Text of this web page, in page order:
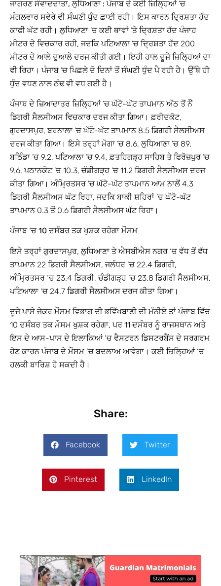
ਜਾਗਰਣ ਸੰਵਾਦਦਾਤਾ, ਲੁਧਿਆਣਾ : ਪੰਜਾਬ ਦੇ ਕਈ ਜ਼ਿਲ੍ਹਿਆਂ ’ਚ
ਮੰਗਲਵਾਰ ਸਵੇਰੇ ਵੀ ਸੰਘਣੀ ਧੁੰਦ ਛਾਈ ਰਹੀ। ਇਸ ਕਾਰਨ ਦ੍ਰਿਸ਼ਤਾ ਹੱਦ
ਕਾਫੀ ਘੱਟ ਰਹੀ। ਲੁਧਿਆਣਾ ’ਚ ਕਈ ਥਾਵਾਂ ’ਤੇ ਦ੍ਰਿਸ਼ਤਾ ਹੱਦ ਪੰਜਾਹ
ਮੀਟਰ ਦੇ ਵਿਚਕਾਰ ਰਹੀ, ਜਦਕਿ ਪਟਿਆਲਾ ’ਚ ਦ੍ਰਿਸ਼ਤਾ ਹੱਦ 200
ਮੀਟਰ ਦੇ ਆਲੇ ਦੁਆਲੇ ਦਰਜ ਕੀਤੀ ਗਈ। ਇਹੀ ਹਾਲ ਦੂਜੇ ਜ਼ਿਲ੍ਹਿਆਂ ਦਾ
ਵੀ ਰਿਹਾ। ਪੰਜਾਬ ’ਚ ਪਿਛਲੇ ਦੋ ਦਿਨਾਂ ਤੋਂ ਸੰਘਣੀ ਧੁੰਦ ਪੈ ਰਹੀ ਹੈ। ਉੱਥੇ ਹੀ
ਧੁੰਦ ਵਧਣ ਨਾਲ ਠੰਢ ਵੀ ਵਧ ਗਈ ਹੈ।
ਪੰਜਾਬ ਦੇ ਜ਼ਿਆਦਾਤਰ ਜ਼ਿਲ੍ਹਿਆਂ ’ਚ ਘੱਟੋ-ਘੱਟ ਤਾਪਮਾਨ ਅੱਠ ਤੋਂ ਨੌਂ
ਡਿਗਰੀ ਸੈਲਸੀਅਸ ਵਿਚਕਾਰ ਦਰਜ ਕੀਤਾ ਗਿਆ। ਫ਼ਰੀਦਕੋਟ,
ਗੁਰਦਾਸਪੁਰ, ਬਰਨਾਲਾ ’ਚ ਘੱਟੋ-ਘੱਟ ਤਾਪਮਾਨ 8.5 ਡਿਗਰੀ ਸੈਲਸੀਅਸ
ਦਰਜ ਕੀਤਾ ਗਿਆ। ਇਸੇ ਤਰ੍ਹਾਂ ਮੋਗਾ ’ਚ 8.6, ਲੁਧਿਆਣਾ ’ਚ 89,
ਬਠਿੰਡਾ ’ਚ 9.2, ਪਟਿਆਲਾ ’ਚ 9.4, ਫ਼ਤਹਿਗੜ੍ਹ ਸਾਹਿਬ ਤੇ ਫਿਰੋਜ਼ਪੁਰ ’ਚ
9.6, ਪਠਾਨਕੋਟ ’ਚ 10.3, ਚੰਡੀਗੜ੍ਹ ’ਚ 11.2 ਡਿਗਰੀ ਸੈਲਸੀਅਸ ਦਰਜ
ਕੀਤਾ ਗਿਆ। ਅੰਮ੍ਰਿਤਸਰ ’ਚ ਘੱਟੋ-ਘੱਟ ਤਾਪਮਾਨ ਆਮ ਨਾਲੋਂ 4.3
ਡਿਗਰੀ ਸੈਲਸੀਅਸ ਘੱਟ ਰਿਹਾ, ਜਦਕਿ ਬਾਕੀ ਸ਼ਹਿਰਾਂ ’ਚ ਘੱਟੋ-ਘੱਟ
ਤਾਪਮਾਨ 0.3 ਤੋਂ 0.6 ਡਿਗਰੀ ਸੈਲਸੀਅਸ ਘੱਟ ਰਿਹਾ।
ਪੰਜਾਬ ‘ਚ 10 ਦਸੰਬਰ ਤਕ ਖੁਸ਼ਕ ਰਹੇਗਾ ਮੌਸਮ
ਇਸੇ ਤਰ੍ਹਾਂ ਗੁਰਦਾਸਪੁਰ, ਲੁਧਿਆਣਾ ਤੇ ਐਸਬੀਐਸ ਨਗਰ ‘ਚ ਵੱਧ ਤੋਂ ਵੱਧ
ਤਾਪਮਾਨ 22 ਡਿਗਰੀ ਸੈਲਸੀਅਸ, ਜਲੰਧਰ ‘ਚ 22.4 ਡਿਗਰੀ,
ਅੰਮ੍ਰਿਤਸਰ ‘ਚ 23.4 ਡਿਗਰੀ, ਚੰਡੀਗੜ੍ਹ ‘ਚ 23.8 ਡਿਗਰੀ ਸੈਲਸੀਅਸ,
ਪਟਿਆਲਾ ‘ਚ 24.7 ਡਿਗਰੀ ਸੈਲਸੀਅਸ ਦਰਜ ਕੀਤਾ ਗਿਆ।
ਦੂਜੇ ਪਾਸੇ ਜੇਕਰ ਮੌਸਮ ਵਿਭਾਗ ਦੀ ਭਵਿੱਖਬਾਣੀ ਦੀ ਮੰਨੀਏ ਤਾਂ ਪੰਜਾਬ ਵਿੱਚ
10 ਦਸੰਬਰ ਤਕ ਮੌਸਮ ਖੁਸ਼ਕ ਰਹੇਗਾ, ਪਰ 11 ਦਸੰਬਰ ਨੂੰ ਰਾਜਸਥਾਨ ਅਤੇ
ਇਸ ਦੇ ਆਸ-ਪਾਸ ਦੇ ਇਲਾਕਿਆਂ ‘ਚ ਵੈਸਟਰਨ ਡਿਸਟਰਬੈਂਸ ਦੇ ਸਰਗਰਮ
ਹੋਣ ਕਾਰਨ ਪੰਜਾਬ ਦੇ ਮੌਸਮ ‘ਚ ਬਦਲਾਅ ਆਵੇਗਾ। ਕਈ ਜ਼ਿਲ੍ਹਿਆਂ ‘ਚ
ਹਲਕੀ ਬਾਰਿਸ਼ ਹੋ ਸਕਦੀ ਹੈ।
Share:
Facebook Twitter
Pinterest LinkedIn